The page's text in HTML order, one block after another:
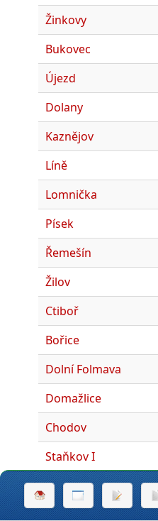
Žinkovy
Bukovec
Újezd
Dolany
Kaznějov
Líně
Lomnička
Písek
Řemešín
Žilov
Ctiboř
Bořice
Dolní Folmava
Domažlice
Chodov
Staňkov I
Starý Klíčov
Třebnice